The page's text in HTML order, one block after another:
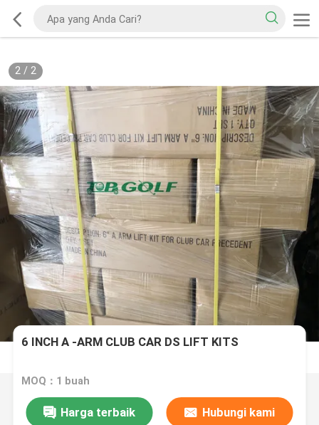
2/ 2
6 INCH A -ARM CLUB CAR DS LIFT KITS
MOQ：1 buah
Harga terbaik Hubungi kami